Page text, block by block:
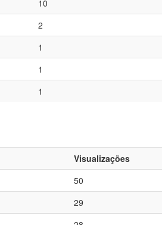
10
2
1
1
1
Visualizações
50
29